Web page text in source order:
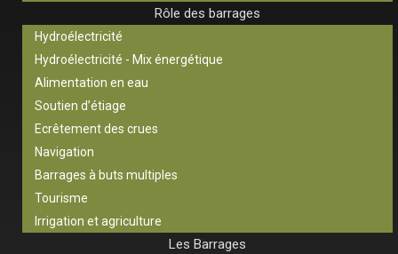
Rôle des barrages
Hydroélectricité
Hydroélectricité - Mix énergétique
Alimentation en eau
Soutien d’étiage
Ecrêtement des crues
Navigation
Barrages à buts multiples
Tourisme
Irrigation et agriculture
Les Barrages